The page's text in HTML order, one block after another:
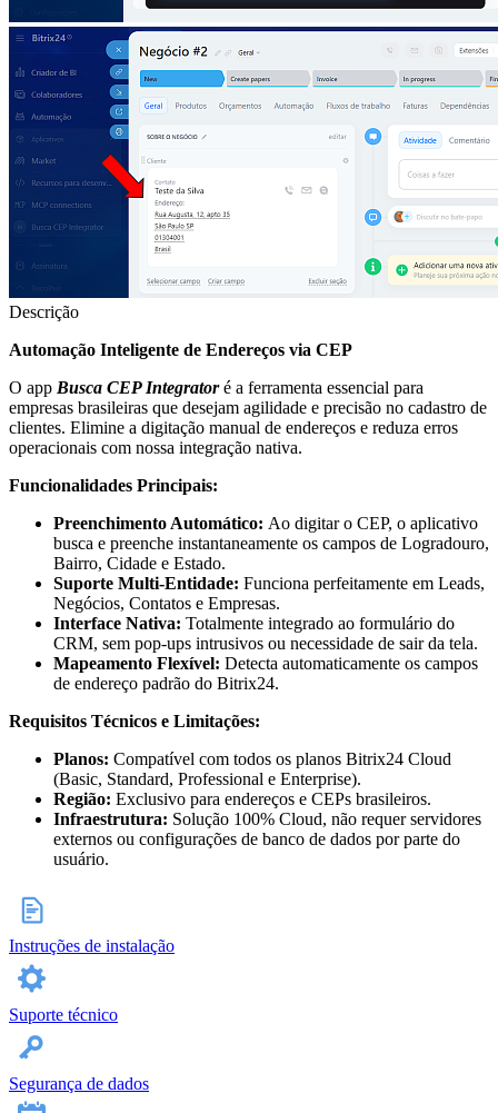
Descrição
Automação Inteligente de Endereços via CEP
O app Busca CEP Integratoré a ferramenta essencial para
empresas brasileiras que desejam agilidade e precisão no cadastro de
clientes. Elimine a digitação manual de endereços e reduza erros
operacionais com nossa integração nativa.
Funcionalidades Principais:
Preenchimento Automático: Ao digitar o CEP, o aplicativo
busca e preenche instantaneamente os campos de Logradouro,
Bairro, Cidade e Estado.
Suporte Multi-Entidade: Funciona perfeitamente em Leads,
Negócios, Contatos e Empresas.
Interface Nativa: Totalmente integrado ao formulário do
CRM, sem pop-ups intrusivos ou necessidade de sair da tela.
Mapeamento Flexível: Detecta automaticamente os campos
de endereço padrão do Bitrix24.
Requisitos Técnicos e Limitações:
Planos: Compatível com todos os planos Bitrix24 Cloud
(Basic, Standard, Professional e Enterprise).
Região: Exclusivo para endereços e CEPs brasileiros.
Infraestrutura: Solução 100% Cloud, não requer servidores
externos ou configurações de banco de dados por parte do
usuário.
Instruções de instalação
Suporte técnico
Segurança de dados